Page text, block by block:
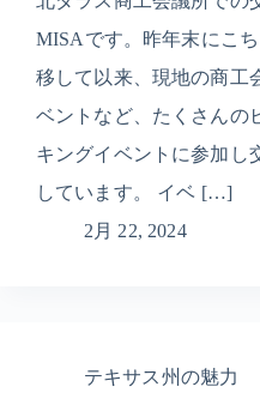
MISAです。昨年末にこ
移して以来、現地の商工
ベントなど、たくさんの
キングイベントに参加し
しています。 イベ […]
2月 22, 2024
テキサス州の魅力